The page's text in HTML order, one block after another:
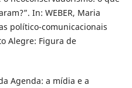
In: WEBER, Maria
político-comunicacionais
Alegre: Figura de
Agenda: a mídia e a